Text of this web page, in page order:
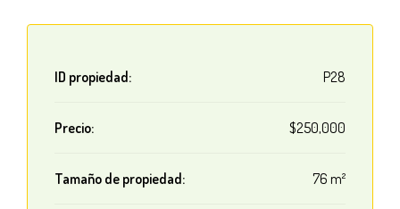
ID propiedad: P28
Precio: $250,000
Tamaño de propiedad: 76 m²